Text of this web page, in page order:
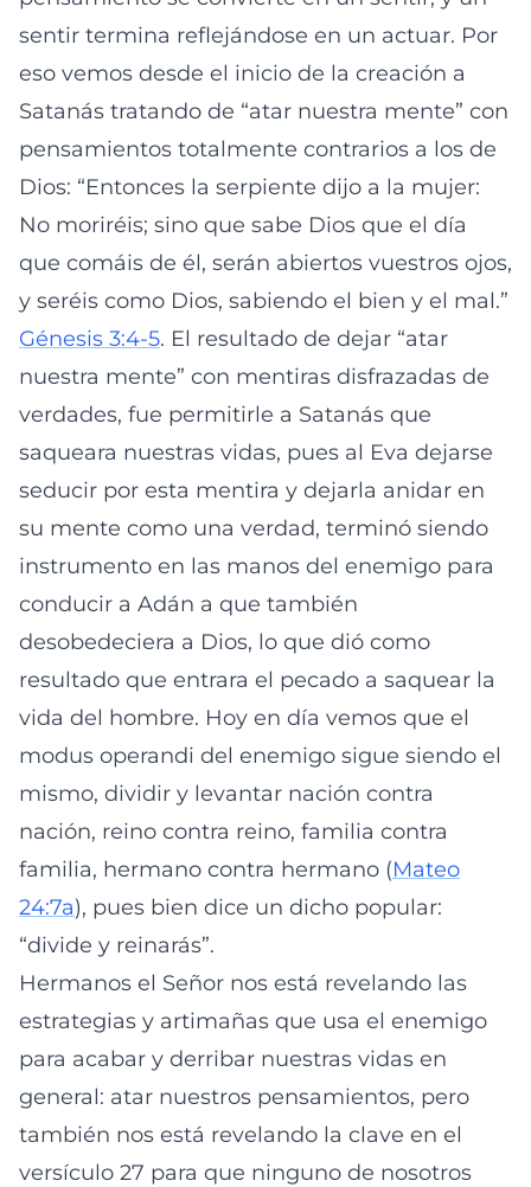
sentir termina reflejándose en un actuar. Por
eso vemos desde el inicio de la creación a
Satanás tratando de “atar nuestra mente” con
pensamientos totalmente contrarios a los de
Dios: “Entonces la serpiente dijo a la mujer:
No moriréis; sino que sabe Dios que el día
que comáis de él, serán abiertos vuestros ojos,
y seréis como Dios, sabiendo el bien y el mal.”
Génesis 3:4-5. El resultado de dejar “atar
nuestra mente” con mentiras disfrazadas de
verdades, fue permitirle a Satanás que
saqueara nuestras vidas, pues al Eva dejarse
seducir por esta mentira y dejarla anidar en
su mente como una verdad, terminó siendo
instrumento en las manos del enemigo para
conducir a Adán a que también
desobedeciera a Dios, lo que dió como
resultado que entrara el pecado a saquear la
vida del hombre. Hoy en día vemos que el
modus operandi del enemigo sigue siendo el
mismo, dividir y levantar nación contra
nación, reino contra reino, familia contra
familia, hermano contra hermano (Mateo
24:7a), pues bien dice un dicho popular:
“divide y reinarás”.
Hermanos el Señor nos está revelando las
estrategias y artimañas que usa el enemigo
para acabar y derribar nuestras vidas en
general: atar nuestros pensamientos, pero
también nos está revelando la clave en el
versículo 27 para que ninguno de nosotros